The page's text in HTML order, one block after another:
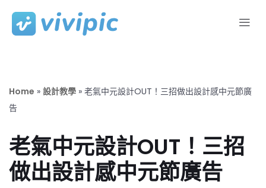
Skip
Home » 設計教學 » 老氣中元設計OUT！三招做出設計感中元節廣
告
老氣中元設計OUT！三招
做出設計感中元節廣告